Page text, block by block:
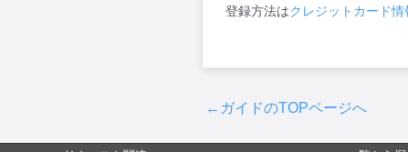
登録方法はクレジットカード
←ガイドのTOPページへ